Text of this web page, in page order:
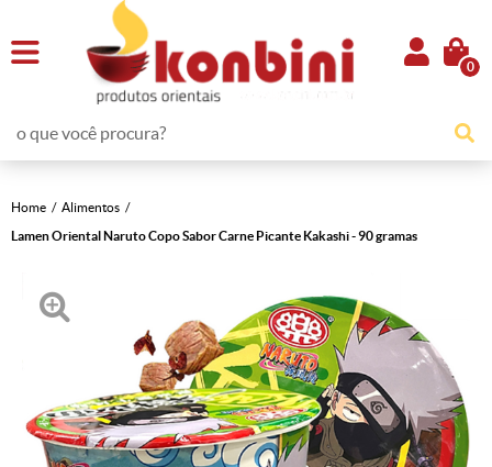
0
Home
Alimentos
Lamen Oriental Naruto Copo Sabor Carne Picante Kakashi - 90 gramas